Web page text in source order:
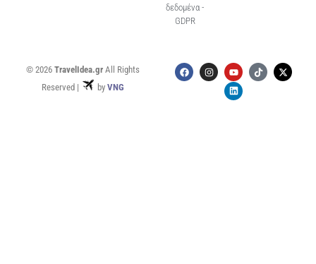
δεδομένα -
GDPR
© 2026 TravelIdea.grAll Rights
Reserved |
by VNG